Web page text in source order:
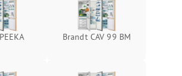
Brandt CAV 99 BM